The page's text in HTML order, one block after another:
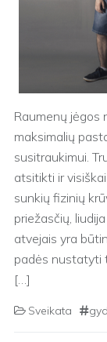
Raumenų jėgos
maksimalių
susitraukimui.
atsitikti ir
sunkių fizinių
priežasčių,
atvejais yra
padės nustatyti
[…]
Sveikata